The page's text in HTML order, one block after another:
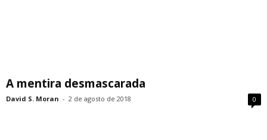
A mentira desmascarada
David S. Moran - 2 de agosto de 2018 0